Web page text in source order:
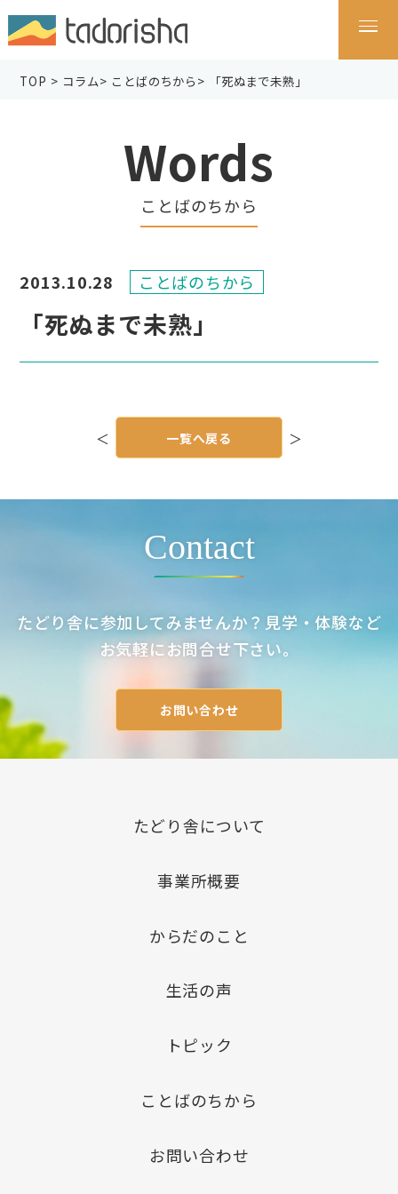
TOP > コラム> ことばのちから > 「死ぬまで未熟」
Words
ことばのちから
「死ぬまで未熟」
2013.10.28 ことばのちから
シ
＜ ＞
一覧へ戻る
Contact
たどり舎に参加してみませんか？見学・体験など
お気軽にお問合せ下さい。
お問い合わせ
たどり舎について
事業所概要
からだのこと
生活の声
トピック
ことばのちから
お問い合わせ